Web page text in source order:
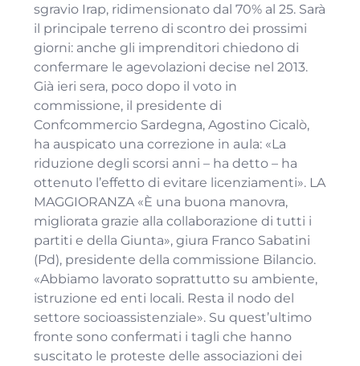
sgravio Irap, ridimensionato dal 70% al 25. Sarà
il principale terreno di scontro dei prossimi
giorni: anche gli imprenditori chiedono di
confermare le agevolazioni decise nel 2013.
Già ieri sera, poco dopo il voto in
commissione, il presidente di
Confcommercio Sardegna, Agostino Cicalò,
ha auspicato una correzione in aula: «La
riduzione degli scorsi anni – ha detto – ha
ottenuto l’effetto di evitare licenziamenti». LA
MAGGIORANZA «È una buona manovra,
migliorata grazie alla collaborazione di tutti i
partiti e della Giunta», giura Franco Sabatini
(Pd), presidente della commissione Bilancio.
«Abbiamo lavorato soprattutto su ambiente,
istruzione ed enti locali. Resta il nodo del
settore socioassistenziale». Su quest’ultimo
fronte sono confermati i tagli che hanno
suscitato le proteste delle associazioni dei